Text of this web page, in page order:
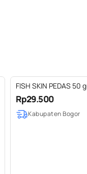
FISH SKIN PEDAS 50 g
Rp29.500
Kabupaten Bogor